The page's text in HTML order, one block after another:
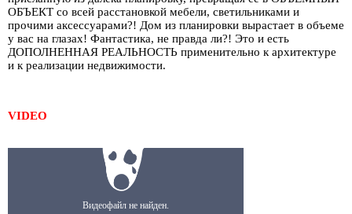
ОБЪЕКТ со всей расстановкой мебели, светильниками и
прочими аксессуарами?! Дом из планировки вырастает в объеме
у вас на глазах! Фантастика, не правда ли?! Это и есть
ДОПОЛНЕННАЯ РЕАЛЬНОСТЬ применительно к архитектуре
и к реализации недвижимости.
VIDEO